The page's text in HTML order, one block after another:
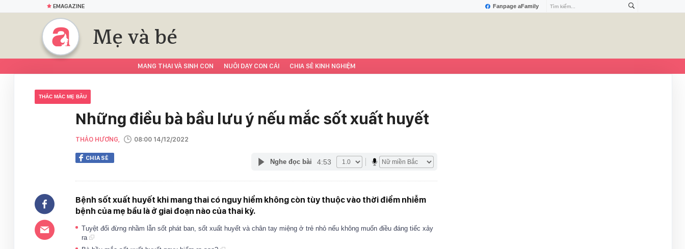
Fanpage aFamily
EMAGAZINE
Mẹ và bé
MANG THAI VÀ SINH CON NUÔI DẠY CON CÁI CHIA SẺ KINH NGHIỆM
THẮC MẮC MẸ BẦU
Những điều bà bầu lưu ý nếu mắc sốt xuất huyết
THẢO HƯƠNG, 08:00 14/12/2022
CHIA SẺ Nghe đọc bài 4:53
Bệnh sốt xuất huyết khi mang thai có nguy hiểm không còn tùy thuộc vào thời điểm nhiễm
bệnh của mẹ bầu là ở giai đoạn nào của thai kỳ.
Tuyệt đối đừng nhầm lẫn sốt phát ban, sốt xuất huyết và chân tay miệng ở trẻ nhỏ nếu không muốn điều đáng tiếc xảy
ra